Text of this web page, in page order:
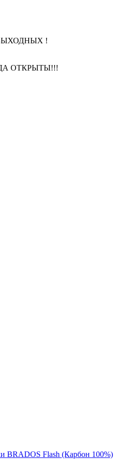
!
ОТКРЫТЫ!!!
BRADOS Flash (Карбон 100%)